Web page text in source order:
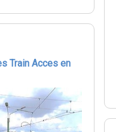
Train Acces en